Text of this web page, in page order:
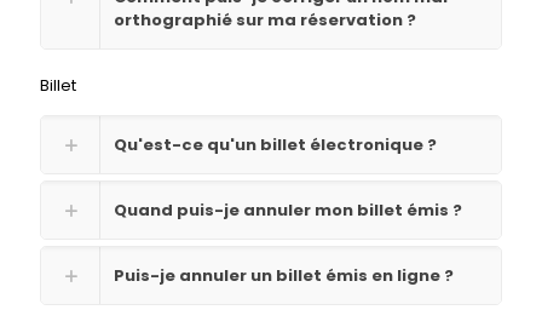
orthographié sur ma réservation ?
Billet
Qu'est-ce qu'un billet électronique ?
Quand puis-je annuler mon billet émis ?
Puis-je annuler un billet émis en ligne ?